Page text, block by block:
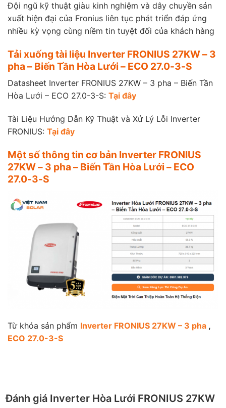
Đội ngũ kỹ thuật giàu kinh nghiệm và dây chuyền sản
xuất hiện đại của Fronius liên tục phát triển đáp ứng
nhiều kỳ vọng cùng niềm tin tuyệt đối của khách hàng
Tải xuống tài liệu Inverter FRONIUS 27KW – 3
pha – Biến Tần Hòa Lưới – ECO 27.0-3-S
Datasheet Inverter FRONIUS 27KW – 3 pha – Biến Tần
Hòa Lưới – ECO 27.0-3-S: Tại đây
Tài Liệu Hướng Dẫn Kỹ Thuật và Xử Lý Lỗi Inverter
FRONIUS: Tại đây
Một số thông tin cơ bản Inverter FRONIUS
27KW – 3 pha – Biến Tần Hòa Lưới – ECO
27.0-3-S
Từ khóa sản phẩm Inverter FRONIUS 27KW – 3 pha ,
ECO 27.0-3-S
Đánh giá Inverter Hòa Lưới FRONIUS 27KW